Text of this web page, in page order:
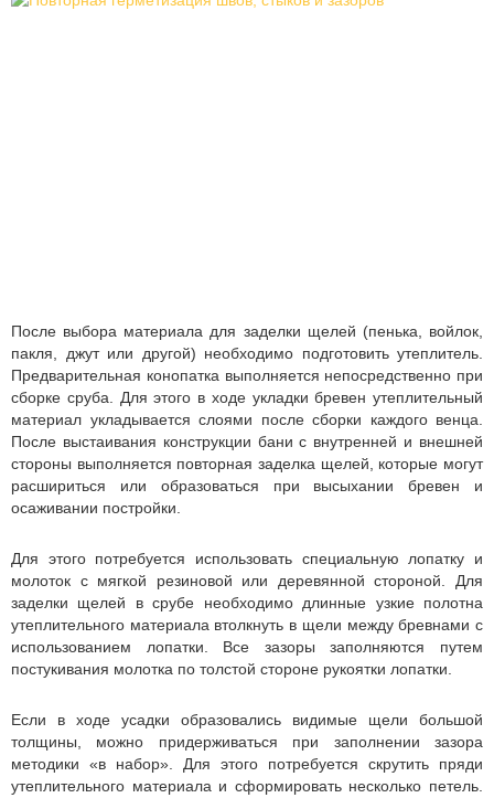
После выбора материала для заделки щелей (пенька, войлок,
пакля, джут или другой) необходимо подготовить утеплитель.
Предварительная конопатка выполняется непосредственно при
сборке сруба. Для этого в ходе укладки бревен утеплительный
материал укладывается слоями после сборки каждого венца.
После выстаивания конструкции бани с внутренней и внешней
стороны выполняется повторная заделка щелей, которые могут
расшириться или образоваться при высыхании бревен и
осаживании постройки.
Для этого потребуется использовать специальную лопатку и
молоток с мягкой резиновой или деревянной стороной. Для
заделки щелей в срубе необходимо длинные узкие полотна
утеплительного материала втолкнуть в щели между бревнами с
использованием лопатки. Все зазоры заполняются путем
постукивания молотка по толстой стороне рукоятки лопатки.
Если в ходе усадки образовались видимые щели большой
толщины, можно придерживаться при заполнении зазора
методики «в набор». Для этого потребуется скрутить пряди
утеплительного материала и сформировать несколько петель.